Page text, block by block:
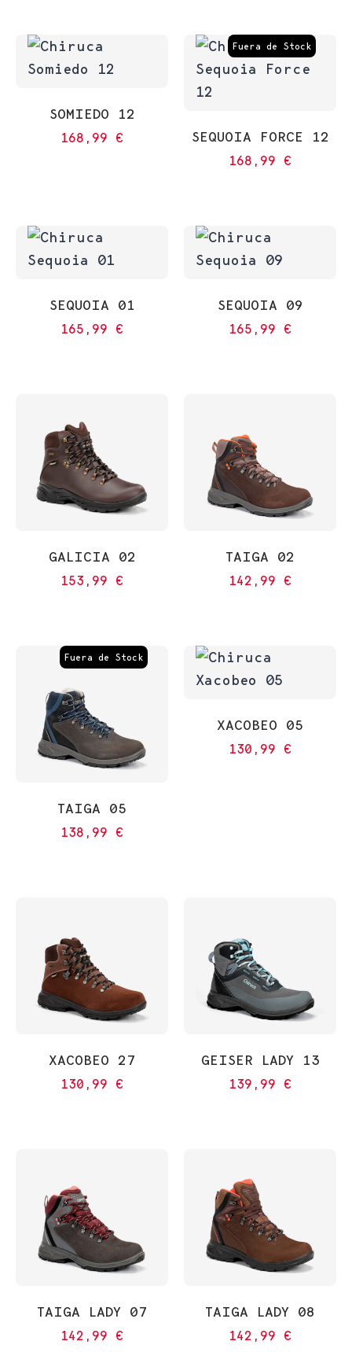
SOMIEDO 12
168,99 €
Fuera de Stock
SEQUOIA FORCE 12
168,99 €
SEQUOIA 01
165,99 €
SEQUOIA 09
165,99 €
GALICIA 02
153,99 €
TAIGA 02
142,99 €
Fuera de Stock
TAIGA 05
138,99 €
XACOBEO 05
130,99 €
XACOBEO 27
130,99 €
GEISER LADY 13
139,99 €
TAIGA LADY 07
142,99 €
TAIGA LADY 08
142,99 €